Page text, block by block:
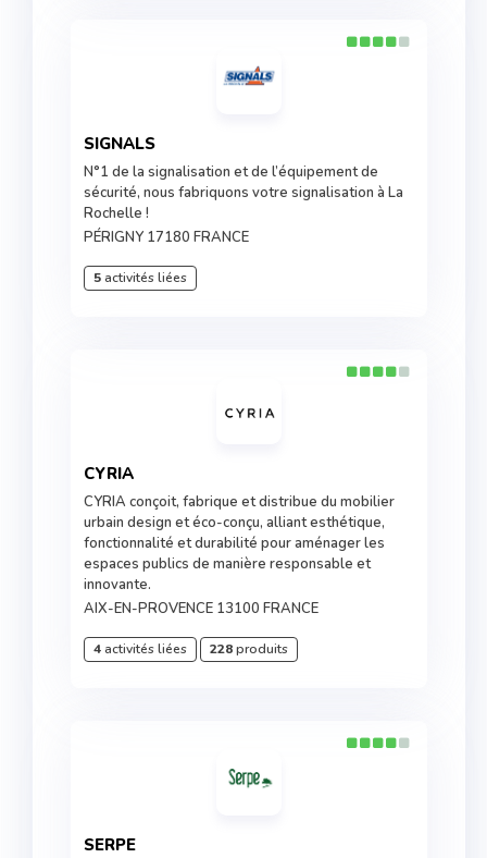
SIGNALS
N°1 de la signalisation et de l’équipement de
sécurité, nous fabriquons votre signalisation à La
Rochelle !
PÉRIGNY 17180 FRANCE
5activités liées
CYRIA
CYRIA conçoit, fabrique et distribue du mobilier
urbain design et éco-conçu, alliant esthétique,
fonctionnalité et durabilité pour aménager les
espaces publics de manière responsable et
innovante.
AIX-EN-PROVENCE 13100 FRANCE
4activités liées 228produits
SERPE